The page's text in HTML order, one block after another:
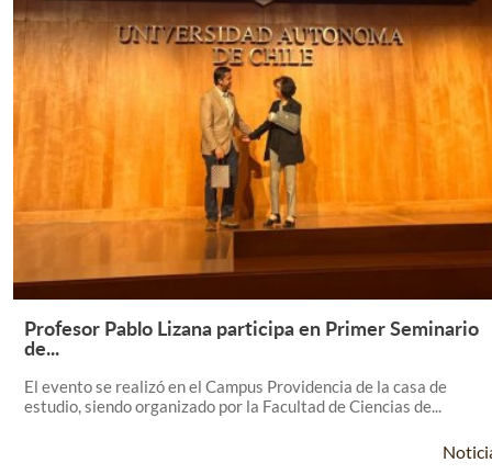
Leer Más +
Profesor Pablo Lizana participa en Primer Seminario
de...
El evento se realizó en el Campus Providencia de la casa de
estudio, siendo organizado por la Facultad de Ciencias de...